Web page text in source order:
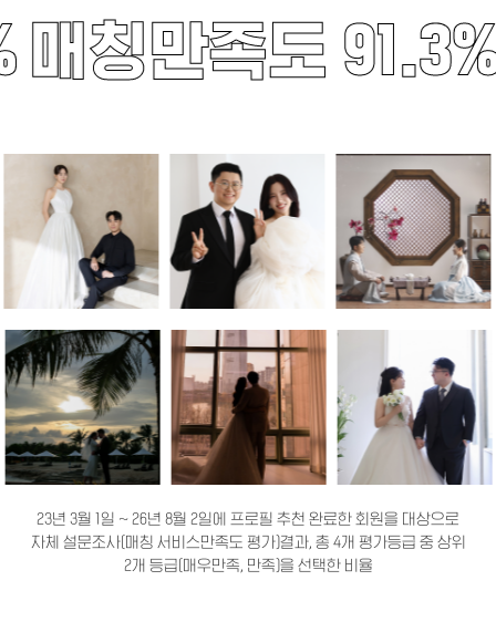
매칭만족도
23년 3월 1일 ~ 26년 8월 2일에 프로필 추천 완료한 회원을 대상으로
자체 설문조사(매칭 서비스만족도 평가)결과, 총 4개 평가등급 중 상위
2개 등급(매우만족, 만족)을 선택한 비율